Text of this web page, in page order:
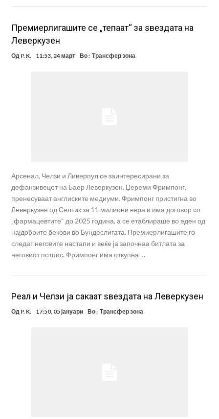
Премиерлигашите се „тепаат“ за ѕвездата на
Леверкузен
Од P. K. 11:53, 24 март Во : Трансфер зона
Арсенал, Челзи и Ливерпул се заинтересирани за
дефанзивецот на Баер Леверкузен, Џереми Фримпонг,
пренесуваат англиските медиуми. Фримпонг пристигна во
Леверкузен од Селтик за 11 милиони евра и има договор со
„фармацевтите“ до 2025 година, а се етаблираше во еден од
најдобрите бекови во Бундеслигата. Премиерлигашите го
следат неговите настапи и веќе ја започнаа битлата за
неговиот потпис. Фримпонг има откупна …
Реал и Челзи ја сакаат ѕвездата на Леверкузен
Од P. K. 17:50, 05 јануари Во : Трансфер зона